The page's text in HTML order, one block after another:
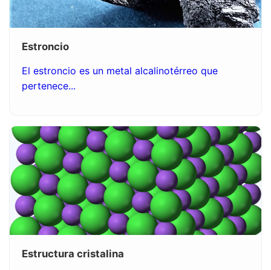
Estroncio
El estroncio es un metal alcalinotérreo que
pertenece...
Estructura cristalina